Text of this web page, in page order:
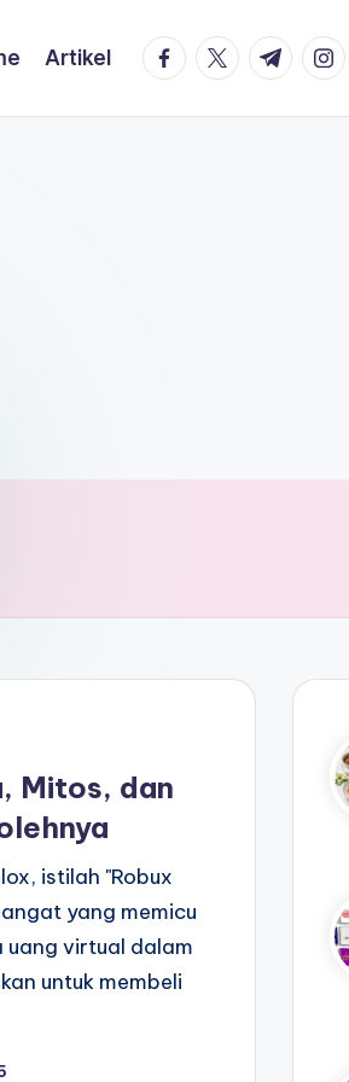
Artikel facebook.com
twitter.com
t.me
Mitos, dan
istilah "Robux
yang memicu
uang virtual dalam
untuk membeli